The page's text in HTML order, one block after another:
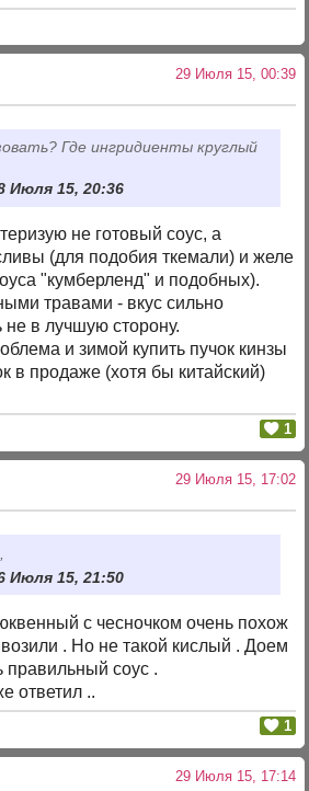
29 Июля 15, 00:39
Где ингридиенты круглый
Июля 15, 20:36
не готовый соус, а
(для подобия ткемали) и желе
"кумберленд" и подобных).
травами - вкус сильно
в лучшую сторону.
и зимой купить пучок кинзы
в продаже (хотя бы китайский)
1
29 Июля 15, 17:02
Июля 15, 21:50
с чесночком очень похож
. Но не такой кислый . Доем
соус .
ответил ..
1
29 Июля 15, 17:14